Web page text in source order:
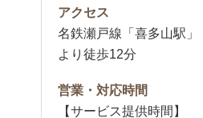
アクセス
名鉄瀬戸線「喜多山駅」
より徒歩12分
営業・対応時間
【サービス提供時間】